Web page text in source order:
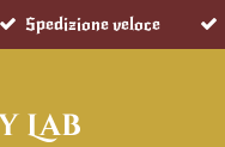
Spedizione veloce
Lab